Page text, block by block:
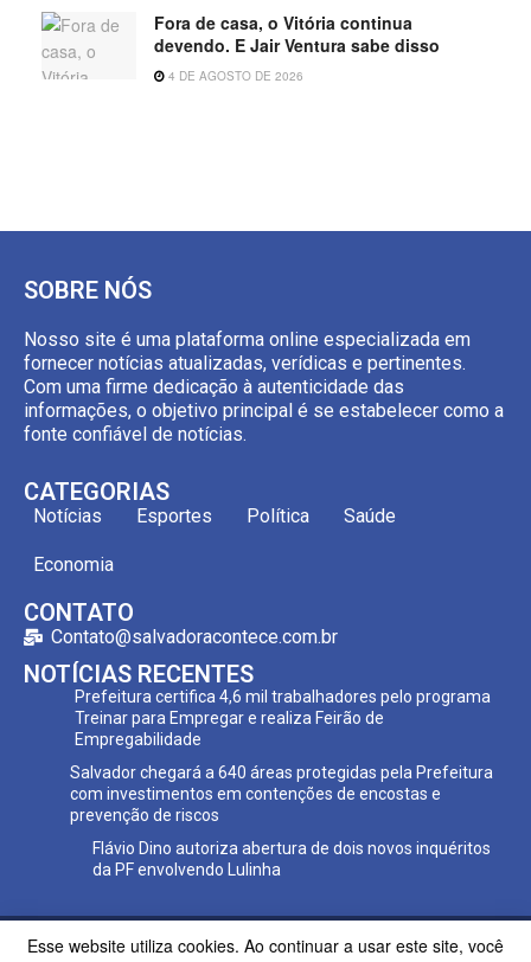
Fora de casa, o Vitória continua
devendo. E Jair Ventura sabe disso
4 DE AGOSTO DE 2026
SOBRE NÓS
Nosso site é uma plataforma online especializada em
fornecer notícias atualizadas, verídicas e pertinentes.
Com uma firme dedicação à autenticidade das
informações, o objetivo principal é se estabelecer como a
fonte confiável de notícias.
CATEGORIAS
Notícias Esportes Política Saúde
Economia
CONTATO
Contato@salvadoracontece.com.br
NOTÍCIAS RECENTES
Prefeitura certifica 4,6 mil trabalhadores pelo programa
Treinar para Empregar e realiza Feirão de
Empregabilidade
Salvador chegará a 640 áreas protegidas pela Prefeitura
com investimentos em contenções de encostas e
prevenção de riscos
Flávio Dino autoriza abertura de dois novos inquéritos
da PF envolvendo Lulinha
Copyright ©2023 Salvador Acontece. Todos os direitos
Esse website utiliza cookies. Ao continuar a usar este site, você